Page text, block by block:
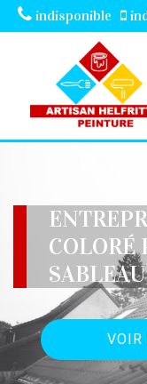
indisponible
COLORÉ
VOIR